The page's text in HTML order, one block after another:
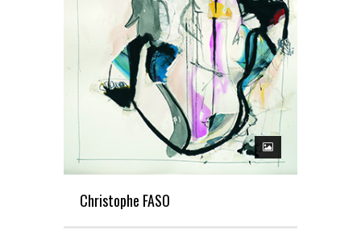
Christophe FASO